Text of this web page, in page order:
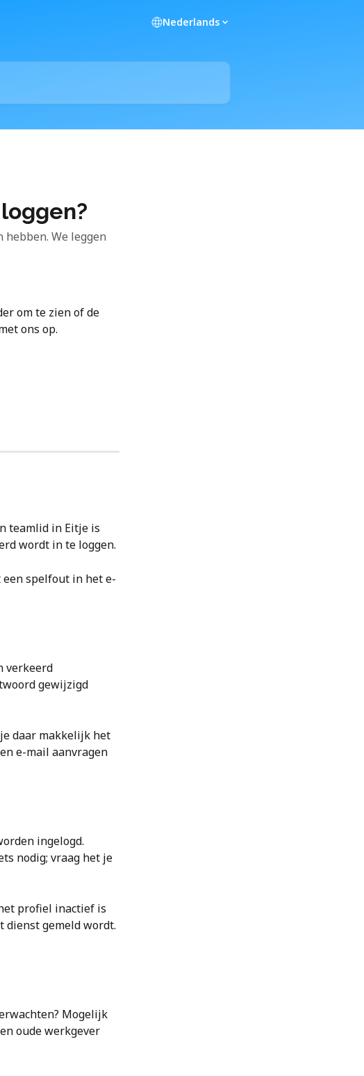
Nederlands
We leggen
om te zien of de
ons op.
teamlid in Eitje is
wordt in te loggen.
spelfout in het e-
verkeerd
gewijzigd
daar makkelijk het
e-mail aanvragen
ingelogd.
nodig; vraag het je
profiel inactief is
dienst gemeld wordt.
Mogelijk
oude werkgever